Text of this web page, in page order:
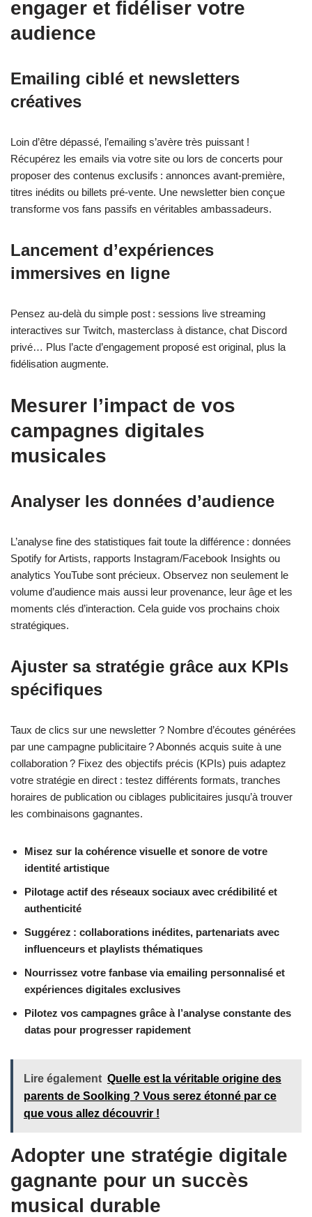
engager et fidéliser votre
audience
Emailing ciblé et newsletters
créatives
Loin d’être dépassé, l’emailing s’avère très puissant !
Récupérez les emails via votre site ou lors de concerts pour
proposer des contenus exclusifs : annonces avant-première,
titres inédits ou billets pré-vente. Une newsletter bien conçue
transforme vos fans passifs en véritables ambassadeurs.
Lancement d’expériences
immersives en ligne
Pensez au-delà du simple post : sessions live streaming
interactives sur Twitch, masterclass à distance, chat Discord
privé… Plus l’acte d’engagement proposé est original, plus la
fidélisation augmente.
Mesurer l’impact de vos
campagnes digitales
musicales
Analyser les données d’audience
L’analyse fine des statistiques fait toute la différence : données
Spotify for Artists, rapports Instagram/Facebook Insights ou
analytics YouTube sont précieux. Observez non seulement le
volume d’audience mais aussi leur provenance, leur âge et les
moments clés d’interaction. Cela guide vos prochains choix
stratégiques.
Ajuster sa stratégie grâce aux KPIs
spécifiques
Taux de clics sur une newsletter ? Nombre d’écoutes générées
par une campagne publicitaire ? Abonnés acquis suite à une
collaboration ? Fixez des objectifs précis (KPIs) puis adaptez
votre stratégie en direct : testez différents formats, tranches
horaires de publication ou ciblages publicitaires jusqu’à trouver
les combinaisons gagnantes.
Misez sur la cohérence visuelle et sonore de votre
identité artistique
Pilotage actif des réseaux sociaux avec crédibilité et
authenticité
Suggérez : collaborations inédites, partenariats avec
influenceurs et playlists thématiques
Nourrissez votre fanbase via emailing personnalisé et
expériences digitales exclusives
Pilotez vos campagnes grâce à l’analyse constante des
datas pour progresser rapidement
Lire également Quelle est la véritable origine des
parents de Soolking ? Vous serez étonné par ce
que vous allez découvrir !
Adopter une stratégie digitale
gagnante pour un succès
musical durable